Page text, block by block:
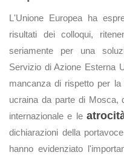
L'Unione Europea ha
risultati dei colloqui,
seriamente per una
Servizio di Azione Esterna
mancanza di rispetto per la
ucraina da parte di Mosca,
internazionale e le
dichiarazioni della
hanno evidenziato